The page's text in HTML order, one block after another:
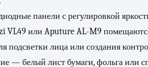
панели с регулировкой
VL49 или Aputure AL-M9
подсветки лица или создания
— белый лист бумаги, фольга или